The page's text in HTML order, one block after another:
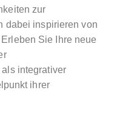
zur
dabei inspirieren von
Sie Ihre neue
integrativer
ihrer